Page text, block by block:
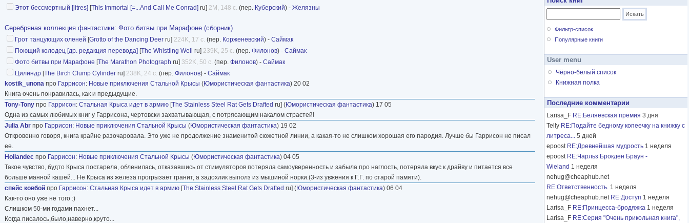
Этот бессмертный [litres] [This Immortal [=...And Call Me Conrad] ru] 2M, 148 с. (пер. Куберский) - Желязны
Серебряная коллекция фантастики: Фото битвы при Марафоне (сборник)
Грот танцующих оленей [Grotto of the Dancing Deer ru] 224K, 17 с. (пер. Корженевский) - Саймак
Поющий колодец [др. редакция перевода] [The Whistling Well ru] 239K, 25 с. (пер. Филонов) - Саймак
Фото битвы при Марафоне [The Marathon Photograph ru] 352K, 50 с. (пер. Филонов) - Саймак
Цилиндр [The Birch Clump Cylinder ru] 238K, 24 с. (пер. Филонов) - Саймак
kostik_unona про Гаррисон: Новые приключения Стальной Крысы (Юмористическая фантастика) 20 02
Книга очень понравилась, как и предыдущие.
Tony-Tony про Гаррисон: Стальная Крыса идет в армию [The Stainless Steel Rat Gets Drafted ru] (Юмористическая фантастика) 17 05
Одна из самых любимых книг у Гаррисона, чертовски захватывающая, с потрясающим накалом страстей!
Julia Abr про Гаррисон: Новые приключения Стальной Крысы (Юмористическая фантастика) 19 02
Откровенно говоря, книга крайне разочаровала. Это уже не продолжение знаменитой сюжетной линии, а какая-то не слишком хорошая его пародия. Лучше бы Гаррисон не писал
ее.
Hollandec про Гаррисон: Новые приключения Стальной Крысы (Юмористическая фантастика) 04 05
Такое чувство, будто Крыса постарела, обленилась, отказавшись от стимуляторов потеряла самоуверенность и забыла про наглость, потеряла вкус к драйву и питается все
больше манной кашей... Не Крыса из железа прогрызает гранит, а задохлик выполз из мышиной норки.(3-из увжения к Г.Г. по старой памяти).
спейс ковбой про Гаррисон: Стальная Крыса идет в армию [The Stainless Steel Rat Gets Drafted ru] (Юмористическая фантастика) 06 04
Как-то оно уже не того :)
Слишком 50-ми годами пахнет...
Когда писалось,было,наверно,круто...
Фильтр-список
Популярные книги
User menu
Чёрно-белый список
Книжная полка
Последние комментарии
Larisa_F RE:Беляевская премия 3 дня
Telly RE:Подайте бедному копеечку на книжку с
литреса... 5 дней
epoost RE:Древнейшая мудрость 1 неделя
epoost RE:Чарльз Брокден Браун -
Wieland 1 неделя
nehug@cheaphub.net
RE:Ответственность. 1 неделя
nehug@cheaphub.net RE:Доступ 1 неделя
Larisa_F RE:Принцесса-бродяжка 1 неделя
Larisa_F RE:Серия "Очень прикольная книга",